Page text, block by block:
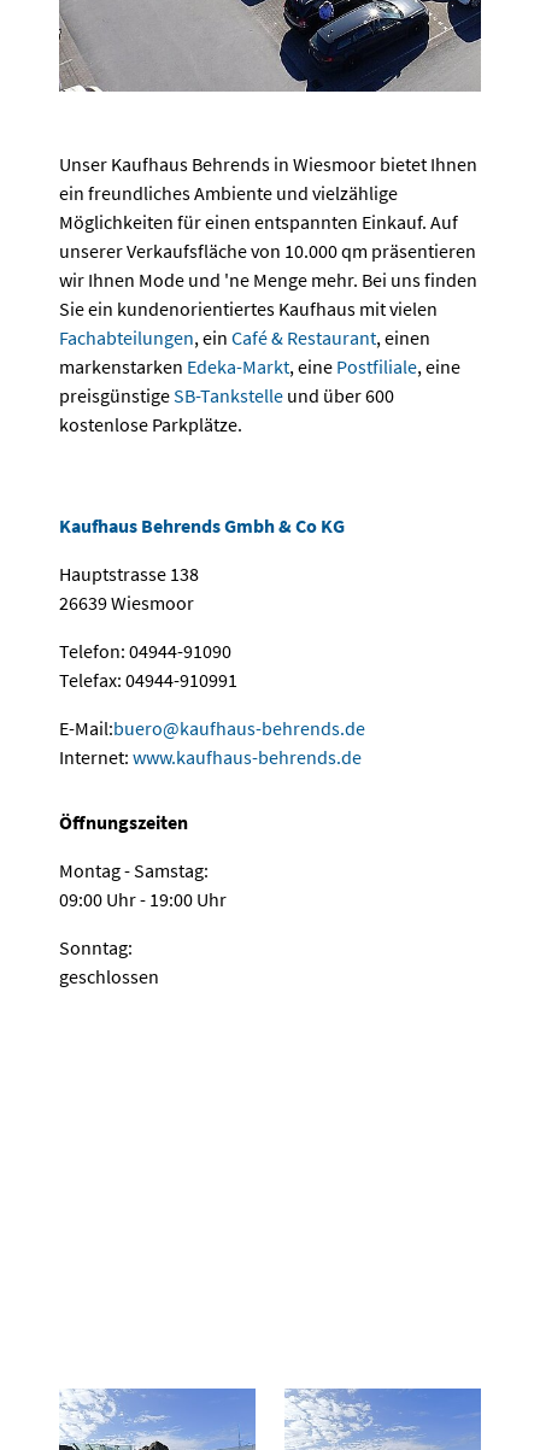
Unser Kaufhaus Behrends in Wiesmoor bietet Ihnen
ein freundliches Ambiente und vielzählige
Möglichkeiten für einen entspannten Einkauf. Auf
unserer Verkaufsfläche von 10.000 qm präsentieren
wir Ihnen Mode und 'ne Menge mehr. Bei uns finden
Sie ein kundenorientiertes Kaufhaus mit vielen
Fachabteilungen, ein Café & Restaurant, einen
markenstarken Edeka-Markt, eine Postfiliale, eine
preisgünstigeSB-Tankstelle und über 600
kostenlose Parkplätze.
Kaufhaus Behrends Gmbh & Co KG
Hauptstrasse 138
26639 Wiesmoor
Telefon: 04944-91090
Telefax: 04944-910991
E-Mail:buero@kaufhaus-behrends.de
Internet: www.kaufhaus-behrends.de
Öffnungszeiten
Montag - Samstag:
09:00 Uhr - 19:00 Uhr
Sonntag:
geschlossen